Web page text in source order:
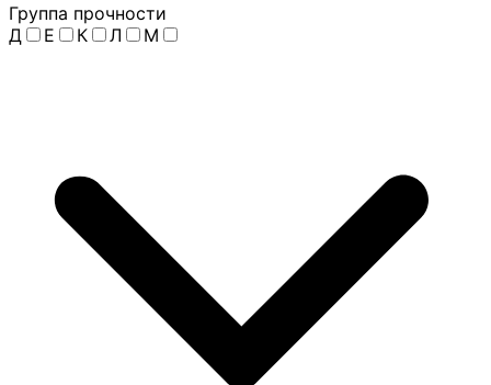
Группа прочности
Д
Е К Л М